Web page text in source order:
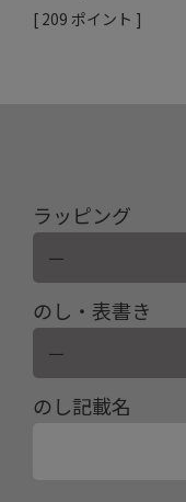
[ 209 ポイント ]
ラッピング
のし・表書き
のし記載名